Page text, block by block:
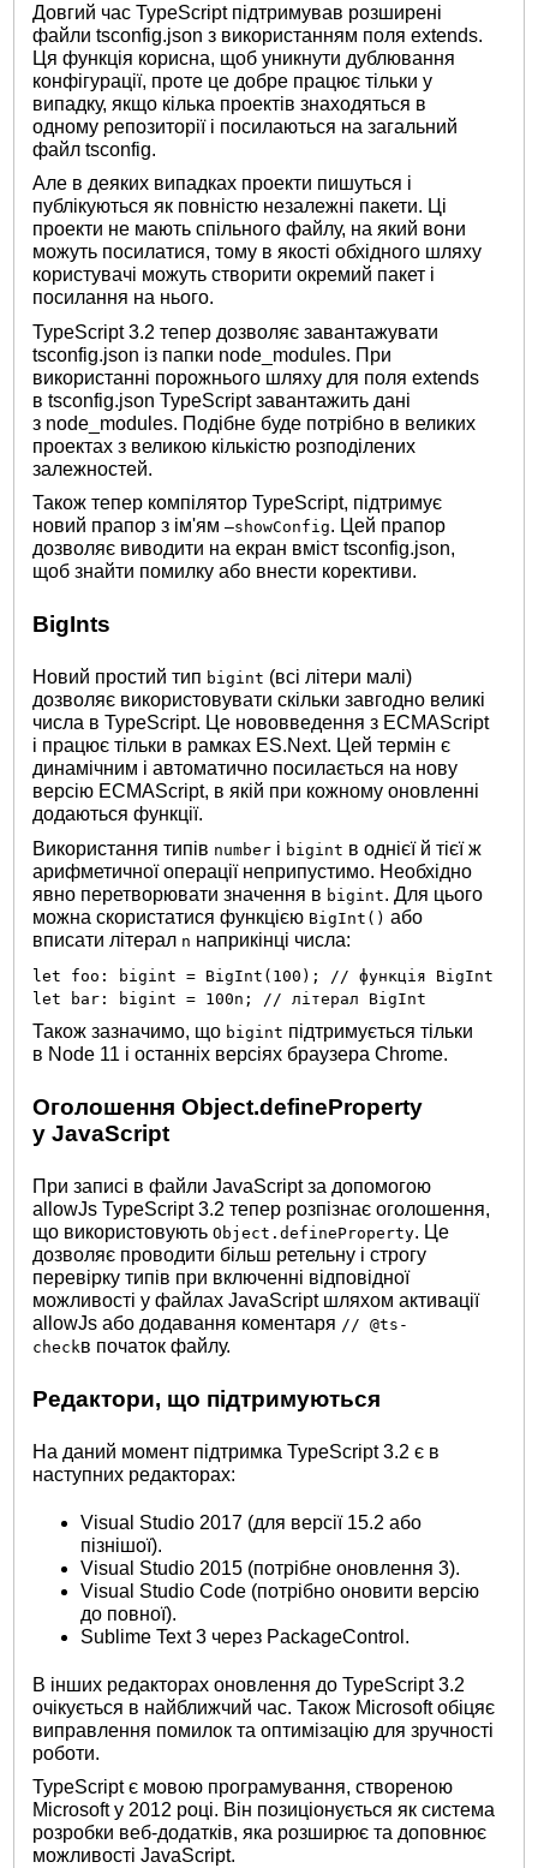
Довгий час TypeScript підтримував розширені
файли tsconfig.json з використанням поля extends.
Ця функція корисна, щоб уникнути дублювання
конфігурації, проте це добре працює тільки у
випадку, якщо кілька проектів знаходяться в
одному репозиторії і посилаються на загальний
файл tsconfig.
Але в деяких випадках проекти пишуться і
публікуються як повністю незалежні пакети. Ці
проекти не мають спільного файлу, на який вони
можуть посилатися, тому в якості обхідного шляху
користувачі можуть створити окремий пакет і
посилання на нього.
TypeScript 3.2 тепер дозволяє завантажувати
tsconfig.json із папки node_modules. При
використанні порожнього шляху для поля extends
в tsconfig.json TypeScript завантажить дані
з node_modules. Подібне буде потрібно в великих
проектах з великою кількістю розподілених
залежностей.
Також тепер компілятор TypeScript, підтримує
новий прапор з ім'ям–showConfig. Цей прапор
дозволяє виводити на екран вміст tsconfig.json,
щоб знайти помилку або внести корективи.
BigInts
Новий простий тип bigint (всі літери малі)
дозволяє використовувати скільки завгодно великі
числа в TypeScript. Це нововведення з ECMAScript
і працює тільки в рамках ES.Next. Цей термін є
динамічним і автоматично посилається на нову
версію ECMAScript, в якій при кожному оновленні
додаються функції.
Використання типів number і bigint в однієї й тієї ж
арифметичної операції неприпустимо. Необхідно
явно перетворювати значення в bigint. Для цього
можна скористатися функцією BigInt() або
вписати літерал n наприкінці числа:
let foo: bigint = BigInt(100); // функція BigInt
let bar: bigint = 100n; // літерал BigInt
Також зазначимо, що bigint підтримується тільки
в Node 11 і останніх версіях браузера Chrome.
Оголошення Object.defineProperty
у JavaScript
При записі в файли JavaScript за допомогою
allowJs TypeScript 3.2 тепер розпізнає оголошення,
що використовуютьObject.defineProperty. Це
дозволяє проводити більш ретельну і строгу
перевірку типів при включенні відповідної
можливості у файлах JavaScript шляхом активації
allowJs або додавання коментаря // @ts-
checkв початок файлу.
Редактори, що підтримуються
На даний момент підтримка TypeScript 3.2 є в
наступних редакторах:
Visual Studio 2017 (для версії 15.2 або
пізнішої).
Visual Studio 2015 (потрібне оновлення 3).
Visual Studio Code (потрібно оновити версію
до повної).
Sublime Text 3 через PackageControl.
В інших редакторах оновлення до TypeScript 3.2
очікується в найближчий час. Також Microsoft обіцяє
виправлення помилок та оптимізацію для зручності
роботи.
TypeScript є мовою програмування, створеною
Microsoft у 2012 році. Він позиціонується як система
розробки веб-додатків, яка розширює та доповнює
можливості JavaScript.